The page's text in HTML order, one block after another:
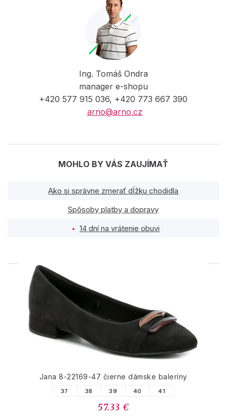
Ing. Tomáš Ondra
manager e-shopu
+420 577 915 036, +420 773 667 390
arno@arno.cz
MOHLO BY VÁS ZAUJÍMAŤ
Ako si správne zmerať dĺžku chodidla
Spôsoby platby a dopravy
14 dní na vrátenie obuvi
PODOBNÉ PRODUKTY
Jana 8-22169-47 čierne dámske baleríny
37 38 39 40 41
57.33 €